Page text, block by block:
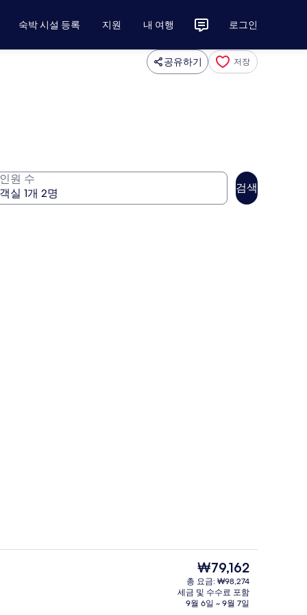
숙박 시설 등록 지원 내 여행 로그인
공유하기 저장
인원 수
검색
현
재
가
격
₩79,162
총 요금: ₩98,274
세금 및 수수료 포함
9월 6일 ~ 9월 7일